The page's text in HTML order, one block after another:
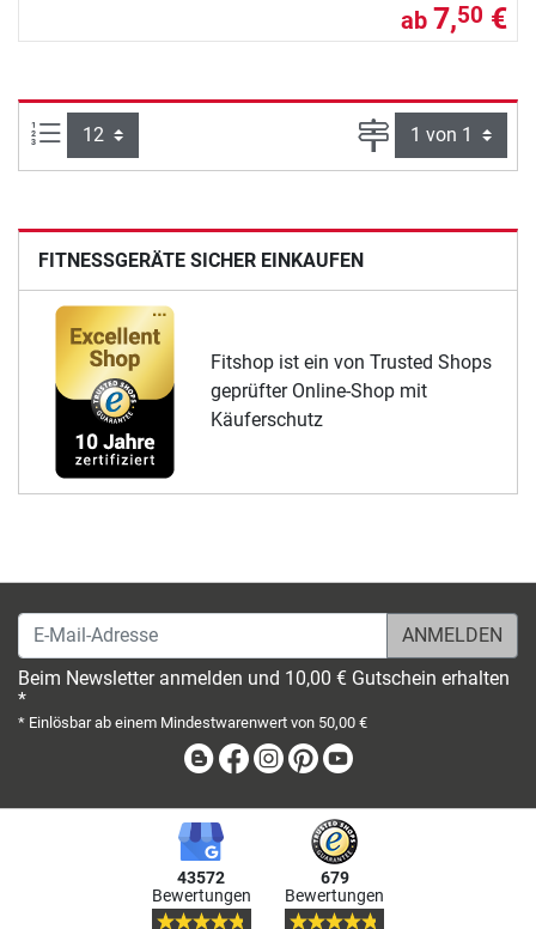
ab 7,50 €
Artikel pro Seite: Seite
FITNESSGERÄTE SICHER EINKAUFEN
Fitshop ist ein von Trusted Shops
geprüfter Online-Shop mit
Käuferschutz
E-Mail-Adresse
Beim Newsletter anmelden und 10,00 € Gutschein erhalten
*
* Einlösbar ab einem Mindestwarenwert von 50,00 €
BlogFacebook
Instagram
Pinterest
43572
Bewertungen
679
Bewertungen